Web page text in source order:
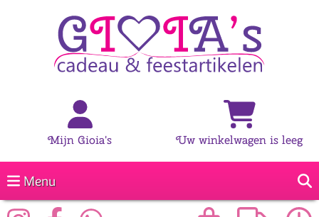
Mijn Gioia's Uw winkelwagen is leeg
Menu